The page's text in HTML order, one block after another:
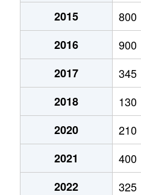
2015
800
2016
900
2017
345
2018
130
2020
210
2021
400
2022
325